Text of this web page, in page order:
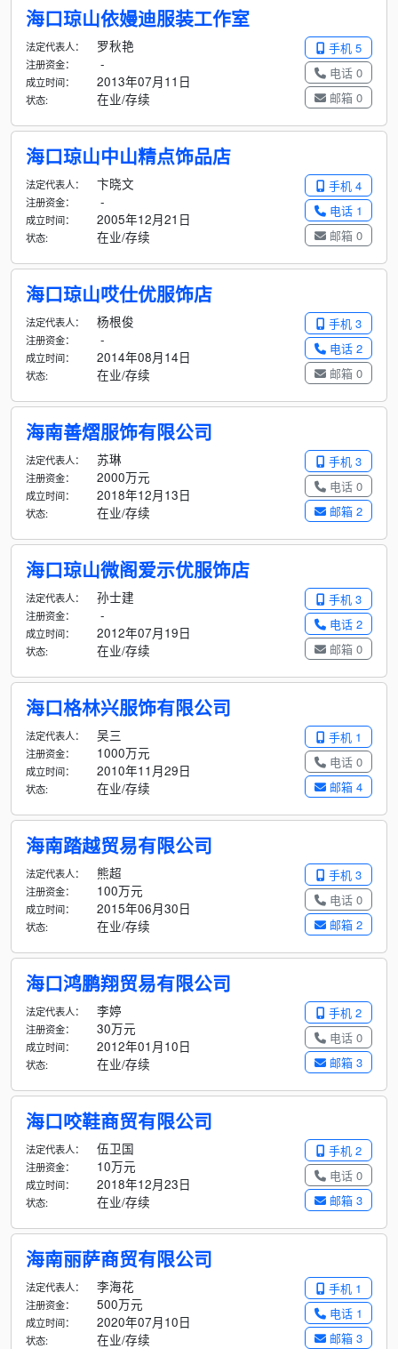
海口琼山依嫚迪服装工作室
手机 5
电话 0
邮箱 0
法定代表人： 罗秋艳
注册资金： -
成立时间： 2013年07月11日
状态: 在业/存续
海口琼山中山精点饰品店
手机 4
电话 1
邮箱 0
法定代表人： 卞晓文
注册资金： -
成立时间： 2005年12月21日
状态: 在业/存续
海口琼山哎仕优服饰店
手机 3
电话 2
邮箱 0
法定代表人： 杨根俊
注册资金： -
成立时间： 2014年08月14日
状态: 在业/存续
海南善熠服饰有限公司
手机 3
电话 0
邮箱 2
法定代表人： 苏琳
注册资金： 2000万元
成立时间： 2018年12月13日
状态: 在业/存续
海口琼山微阁爱示优服饰店
手机 3
电话 2
邮箱 0
法定代表人： 孙士建
注册资金： -
成立时间： 2012年07月19日
状态: 在业/存续
海口格林兴服饰有限公司
手机 1
电话 0
邮箱 4
法定代表人： 吴三
注册资金： 1000万元
成立时间： 2010年11月29日
状态: 在业/存续
海南踏越贸易有限公司
手机 3
电话 0
邮箱 2
法定代表人： 熊超
注册资金： 100万元
成立时间： 2015年06月30日
状态: 在业/存续
海口鸿鹏翔贸易有限公司
手机 2
电话 0
邮箱 3
法定代表人： 李婷
注册资金： 30万元
成立时间： 2012年01月10日
状态: 在业/存续
海口咬鞋商贸有限公司
手机 2
电话 0
邮箱 3
法定代表人： 伍卫国
注册资金： 10万元
成立时间： 2018年12月23日
状态: 在业/存续
海南丽萨商贸有限公司
手机 1
电话 1
邮箱 3
法定代表人： 李海花
注册资金： 500万元
成立时间： 2020年07月10日
状态: 在业/存续